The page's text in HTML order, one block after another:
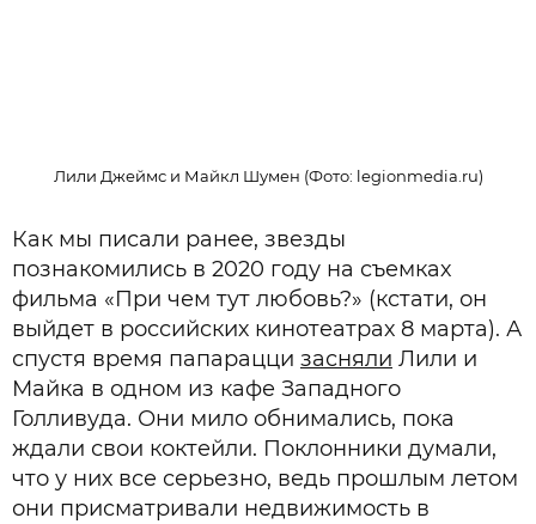
Лили Джеймс и Майкл Шумен (Фото: legionmedia.ru)
Как мы писали ранее, звезды
познакомились в 2020 году на съемках
фильма «При чем тут любовь?» (кстати, он
выйдет в российских кинотеатрах 8 марта). А
спустя время папарацци засняли Лили и
Майка в одном из кафе Западного
Голливуда. Они мило обнимались, пока
ждали свои коктейли. Поклонники думали,
что у них все серьезно, ведь прошлым летом
они присматривали недвижимость в